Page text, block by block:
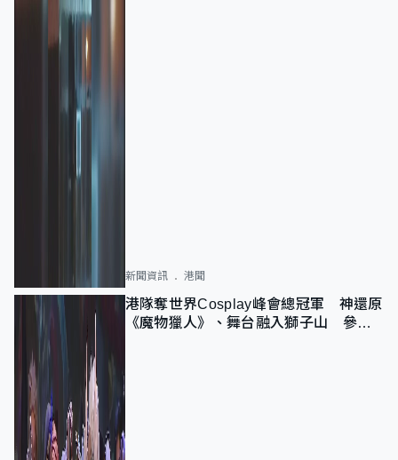
新聞資訊 港聞
港隊奪世界Cosplay峰會總冠軍 神還原
《魔物獵人》、舞台融入獅子山 參賽